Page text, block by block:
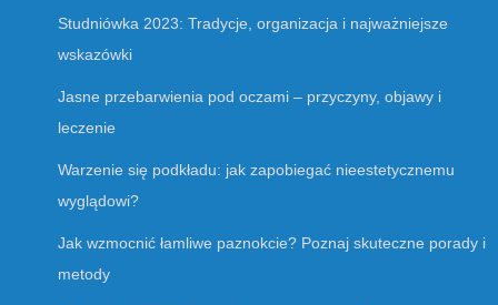
Studniówka 2023: Tradycje, organizacja i najważniejsze
wskazówki
Jasne przebarwienia pod oczami – przyczyny, objawy i
leczenie
Warzenie się podkładu: jak zapobiegać nieestetycznemu
wyglądowi?
Jak wzmocnić łamliwe paznokcie? Poznaj skuteczne porady i
metody